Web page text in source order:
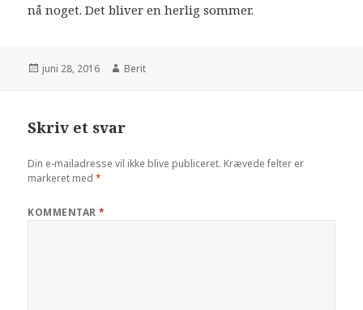
nå noget. Det bliver en herlig sommer.
juni 28, 2016 Berit
Skriv et svar
Din e-mailadresse vil ikke blive publiceret. Krævede felter er
markeret med*
KOMMENTAR*